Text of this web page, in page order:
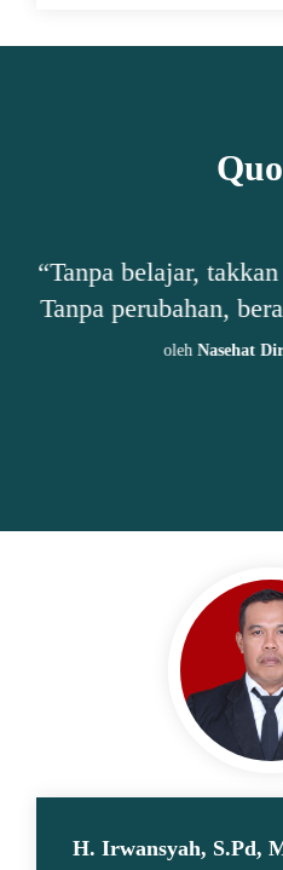
H. Irwansyah, S.Pd,